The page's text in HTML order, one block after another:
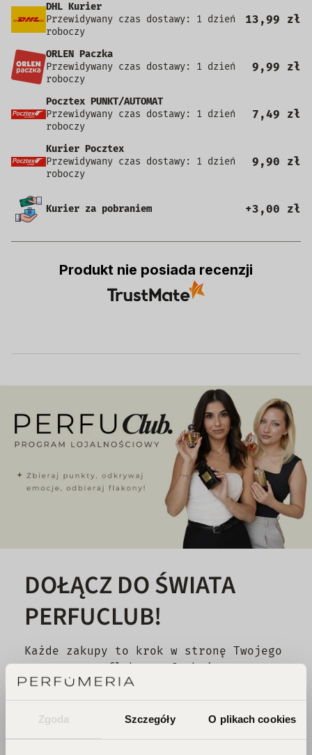
Zgoda Szczegóły O plikach cookies
DHL Kurier
Przewidywany czas dostawy: 1 dzień
roboczy
13,99 zł
ORLEN Paczka
Przewidywany czas dostawy: 1 dzień
roboczy
9,99 zł
Pocztex PUNKT/AUTOMAT
Przewidywany czas dostawy: 1 dzień
roboczy
7,49 zł
Kurier Pocztex
Przewidywany czas dostawy: 1 dzień
roboczy
9,90 zł
Kurier za pobraniem +3,00 zł
Produkt nie posiada recenzji
DOŁĄCZ DO ŚWIATA
PERFUCLUB!
Każde zakupy to krok w stronę Twojego
wymarzonego flakonu. Czekają na
Ciebie zniżki i prezenty, których nie
chcesz przegapić!
Zbieraj punkty, odkrywaj emocje,
odbieraj flakony!